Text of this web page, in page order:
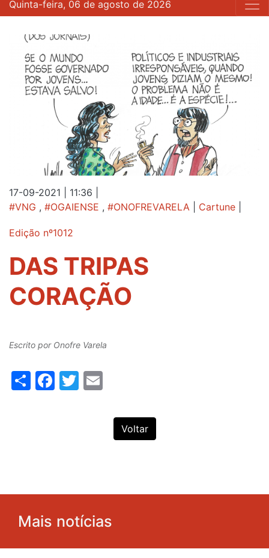
Quinta-feira, 06 de agosto de 2026
17-09-2021 | 11:36
#VNG , #OGAIENSE , #ONOFREVARELA Cartune
Edição nº1012
DAS TRIPAS
CORAÇÃO
Escrito por Onofre Varela
ShareFacebook
Twitter
Voltar
Mais notícias